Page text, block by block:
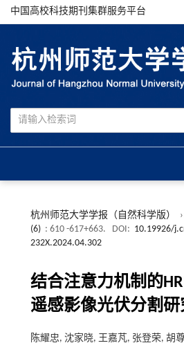
中国高校科技期刊集群服务平台
杭州师范大学学报（自然科学版）
(6) : 610 -617+663. DOI: 10.19926/
232X.2024.04.302
结合注意力机制的
遥感影像光伏分割研
陈耀忠, 沈家晓, 王嘉芃, 张登荣, 胡